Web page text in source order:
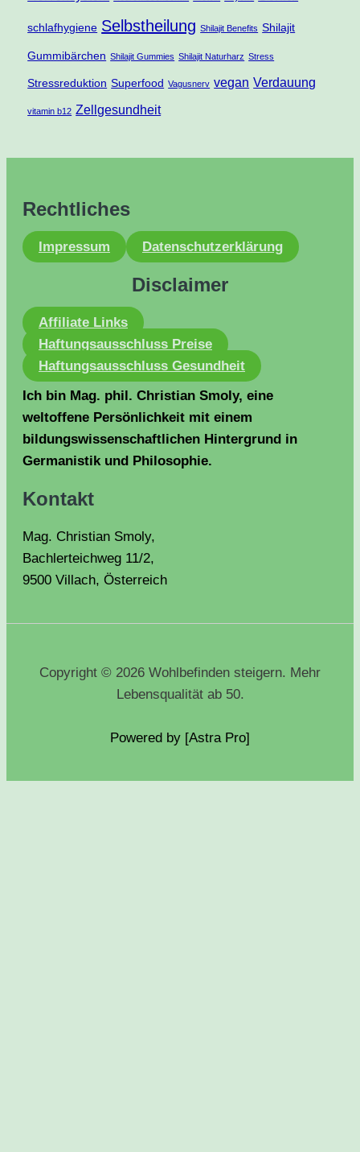
schlafhygiene Selbstheilung Shilajit Benefits Shilajit
Gummibärchen Shilajit Gummies Shilajit Naturharz Stress
Stressreduktion Superfood Vagusnerv vegan Verdauung
vitamin b12 Zellgesundheit
Rechtliches
Impressum Datenschutzerklärung
Disclaimer
Affiliate Links
Haftungsausschluss Preise
Haftungsausschluss Gesundheit
Ich bin Mag. phil. Christian Smoly, eine
weltoffene Persönlichkeit mit einem
bildungswissenschaftlichen Hintergrund in
Germanistik und Philosophie.
Kontakt
Mag. Christian Smoly,
Bachlerteichweg 11/2,
9500 Villach, Österreich
Copyright © 2026 Wohlbefinden steigern. Mehr
Lebensqualität ab 50.
Powered by [Astra Pro]